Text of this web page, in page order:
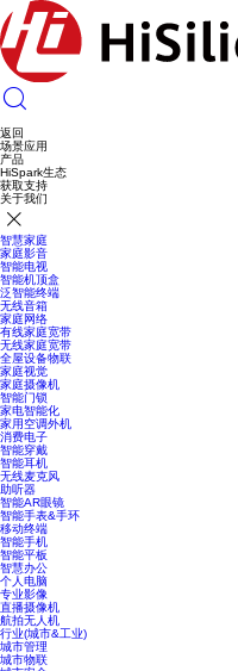
返回
场景应用
产品
HiSpark生态
获取支持
关于我们
智慧家庭
家庭影音
智能电视
智能机顶盒
泛智能终端
无线音箱
家庭网络
有线家庭宽带
无线家庭宽带
全屋设备物联
家庭视觉
家庭摄像机
智能门锁
家电智能化
家用空调外机
消费电子
智能穿戴
智能耳机
无线麦克风
助听器
智能AR眼镜
智能手表&手环
移动终端
智能手机
智能平板
智慧办公
个人电脑
专业影像
直播摄像机
航拍无人机
行业(城市&工业)
城市管理
城市物联